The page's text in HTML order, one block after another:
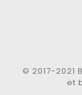
© 2017-2021
et